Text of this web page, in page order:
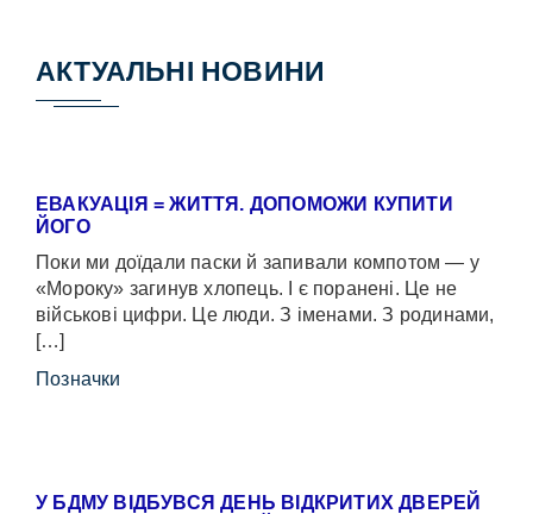
АКТУАЛЬНІ НОВИНИ
ЕВАКУАЦІЯ = ЖИТТЯ. ДОПОМОЖИ КУПИТИ
ЙОГО
Поки ми доїдали паски й запивали компотом — у
«Мороку» загинув хлопець. І є поранені. Це не
військові цифри. Це люди. З іменами. З родинами,
[…]
Позначки
У БДМУ ВІДБУВСЯ ДЕНЬ ВІДКРИТИХ ДВЕРЕЙ